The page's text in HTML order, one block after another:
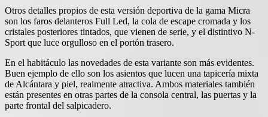
Otros detalles propios de esta versión deportiva de la gama Micra
son los faros delanteros Full Led, la cola de escape cromada y los
cristales posteriores tintados, que vienen de serie, y el distintivo N-
Sport que luce orgulloso en el portón trasero.
En el habitáculo las novedades de esta variante son más evidentes.
Buen ejemplo de ello son los asientos que lucen una tapicería mixta
de Alcántara y piel, realmente atractiva. Ambos materiales también
están presentes en otras partes de la consola central, las puertas y la
parte frontal del salpicadero.